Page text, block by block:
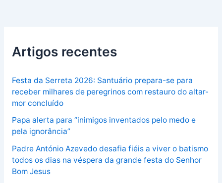
Artigos recentes
Festa da Serreta 2026: Santuário prepara-se para
receber milhares de peregrinos com restauro do altar-
mor concluído
Papa alerta para “inimigos inventados pelo medo e
pela ignorância”
Padre António Azevedo desafia fiéis a viver o batismo
todos os dias na véspera da grande festa do Senhor
Bom Jesus